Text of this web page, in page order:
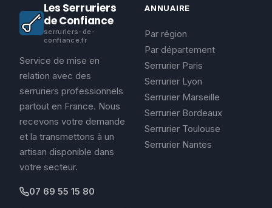
Les Serruriers
de Confiance
serruriers-de-
confiance.fr
Service de mise en
relation avec des
serruriers professionnels
partout en France. Nous
recevons votre demande
et la transmettons à un
artisan disponible dans
votre secteur.
07 69 55 15 80
ANNUAIRE
Par région
Par département
Serrurier Paris
Serrurier Lyon
Serrurier Marseille
Serrurier Bordeaux
Serrurier Toulouse
Serrurier Nantes